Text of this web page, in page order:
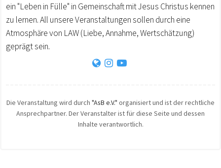
ein "Leben in Fülle" in Gemeinschaft mit Jesus Christus kennen
zu lernen. All unsere Veranstaltungen sollen durch eine
Atmosphäre von LAW (Liebe, Annahme, Wertschätzung)
geprägt sein.
Die Veranstaltung wird durch "AsB e.V." organisiert und ist der rechtliche
Ansprechpartner. Der Veranstalter ist für diese Seite und dessen
Inhalte verantwortlich.